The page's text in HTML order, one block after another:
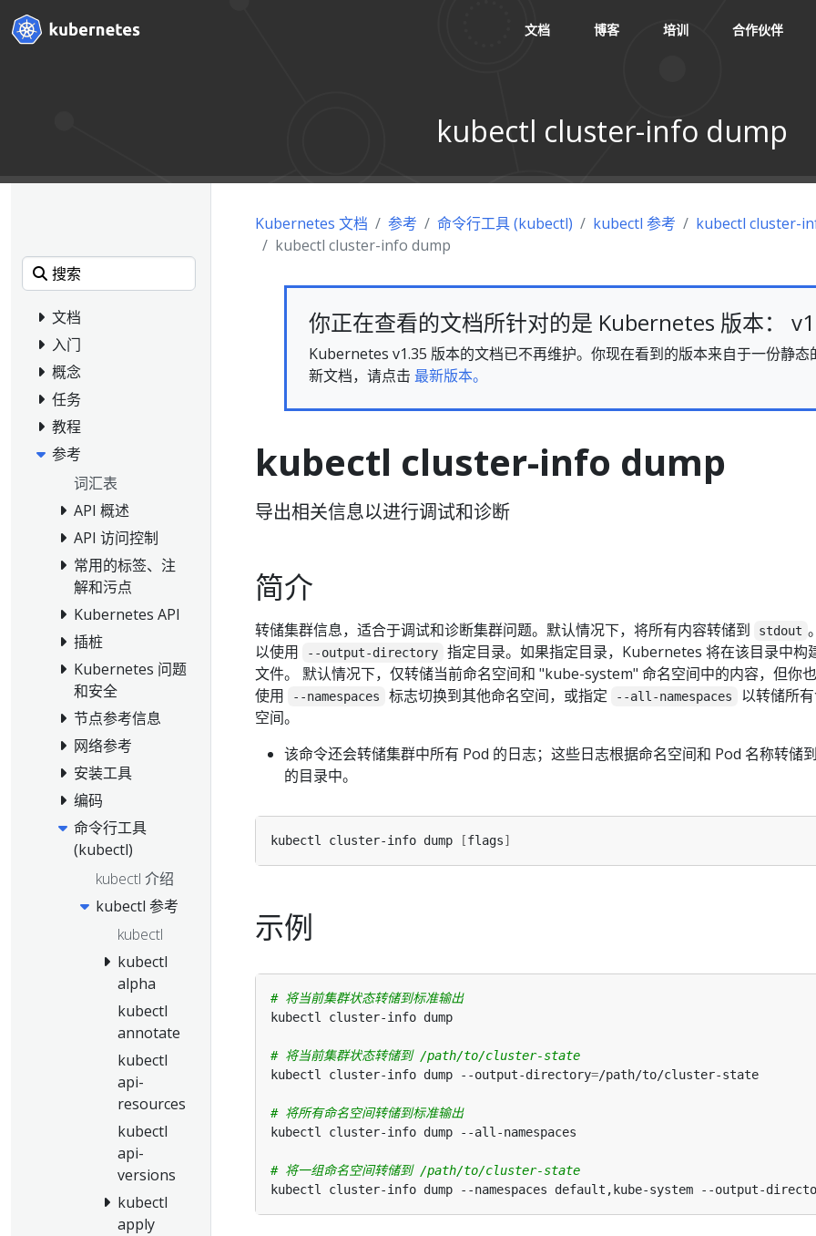
文档 博客 培训 合作伙伴
kubectl cluster-info dump
文档
入门
概念
任务
教程
参考
词汇表
API 概述
API 访问控制
常用的标签、注
解和污点
Kubernetes API
插桩
Kubernetes 问题
和安全
节点参考信息
网络参考
安装工具
编码
命令行工具
(kubectl)
kubectl 介绍
kubectl 参考
kubectl
kubectl
alpha
kubectl
annotate
kubectl
api-
resources
kubectl
api-
versions
kubectl
apply
Kubernetes 文档 参考 命令行工具 (kubectl) kubectl 参考
kubectl cluster-
kubectl cluster-info dump
你正在查看的文档所针对的是 Kubernetes 版本：
Kubernetes v1.35 版本的文档已不再维护。你现在看到的版本来自于一份静态
新文档，请点击 最新版本。
kubectl cluster-info dump
导出相关信息以进行调试和诊断
简介
转储集群信息，适合于调试和诊断集群问题。默认情况下，将所有内容转储到 stdout
以使用
--output-directory
指定目录。如果指定目录，Kubernetes 将在该目录中构
文件。 默认情况下，仅转储当前命名空间和 "kube-system" 命名空间中的内容，但你
使用
--namespaces 标志切换到其他命名空间，或指定 --all-namespaces
以转储所
空间。
该命令还会转储集群中所有 Pod 的日志；这些日志根据命名空间和 Pod 名称转储
的目录中。
kubectl cluster-info dump [flags]
示例
# 将当前集群状态转储到标准输出
# 将当前集群状态转储到 /path/to/cluster-state
kubectl cluster-info dump --output-directory=
# 将所有命名空间转储到标准输出
# 将一组命名空间转储到 /path/to/cluster-state
kubectl cluster-info dump --namespaces default,kube-system --output-